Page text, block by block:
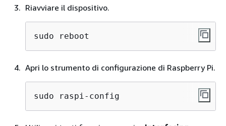
Riavviare il dispositivo.
sudo reboot
Apri lo strumento di configurazione di Raspberry Pi.
sudo raspi-config